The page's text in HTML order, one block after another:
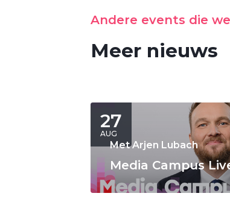
Andere events die
Meer nieuws
27
AUG
Met Arjen Lubach
Media Campus